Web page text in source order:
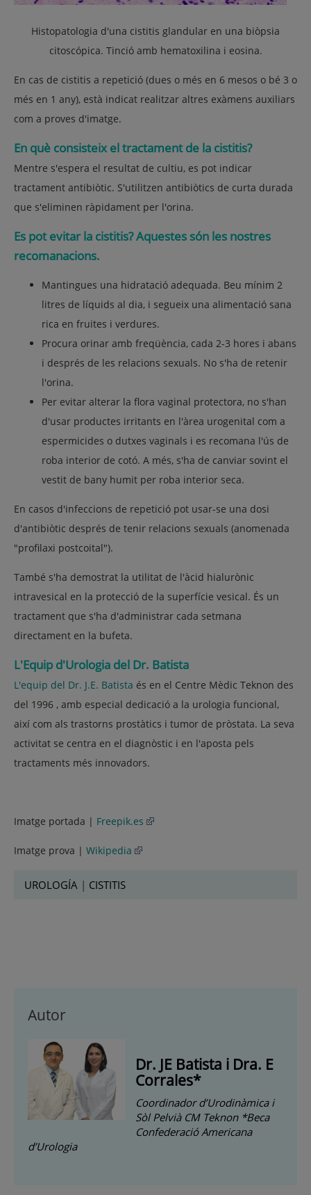
Histopatologia d'una cistitis glandular en una biòpsia
citoscópica. Tinció amb hematoxilina i eosina.
En cas de cistitis a repetició (dues o més en 6 mesos o bé 3 o
més en 1 any), està indicat realitzar altres exàmens auxiliars
com a proves d'imatge.
En què consisteix el tractament de la cistitis?
Mentre s'espera el resultat de cultiu, es pot indicar
tractament antibiòtic. S'utilitzen antibiòtics de curta durada
que s'eliminen ràpidament per l'orina.
Es pot evitar la cistitis? Aquestes són les nostres
recomanacions.
Mantingues una hidratació adequada. Beu mínim 2
litres de líquids al dia, i segueix una alimentació sana
rica en fruites i verdures.
Procura orinar amb freqüència, cada 2-3 hores i abans
i després de les relacions sexuals. No s'ha de retenir
l'orina.
Per evitar alterar la flora vaginal protectora, no s'han
d'usar productes irritants en l'àrea urogenital com a
espermicides o dutxes vaginals i es recomana l'ús de
roba interior de cotó. A més, s'ha de canviar sovint el
vestit de bany humit per roba interior seca.
En casos d'infeccions de repetició pot usar-se una dosi
d'antibiòtic després de tenir relacions sexuals (anomenada
"profilaxi postcoital").
També s'ha demostrat la utilitat de l'àcid hialurònic
intravesical en la protecció de la superfície vesical. És un
tractament que s'ha d'administrar cada setmana
directament en la bufeta.
L'Equip d'Urologia del Dr. Batista
L'equip del Dr. J.E. Batista és en el Centre Mèdic Teknon des
del 1996 , amb especial dedicació a la urologia funcional,
així com als trastorns prostàtics i tumor de pròstata. La seva
activitat se centra en el diagnòstic i en l'aposta pels
tractaments més innovadors.
Imatge portada | Freepik.es
Imatge prova | Wikipedia
UROLOGÍA | CISTITIS
Autor
Dr. JE Batista i Dra. E
Corrales*
Coordinador d’Urodinàmica i
Sòl Pelvià CM Teknon *Beca
Confederació Americana
d’Urologia